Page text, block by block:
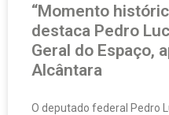
“Momento
destaca Pedro
Geral do Espaço,
Alcântara
O deputado federal Pedro